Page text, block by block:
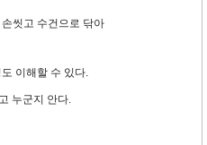
씻고 수건으로 닦아
이해할 수 있다.
누군지 안다.